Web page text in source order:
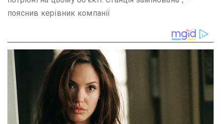
пояснив керівник компанії